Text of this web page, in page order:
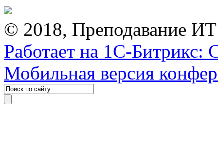
© 2018, Преподавание
Работает на 1С-Битрикс:
Мобильная версия